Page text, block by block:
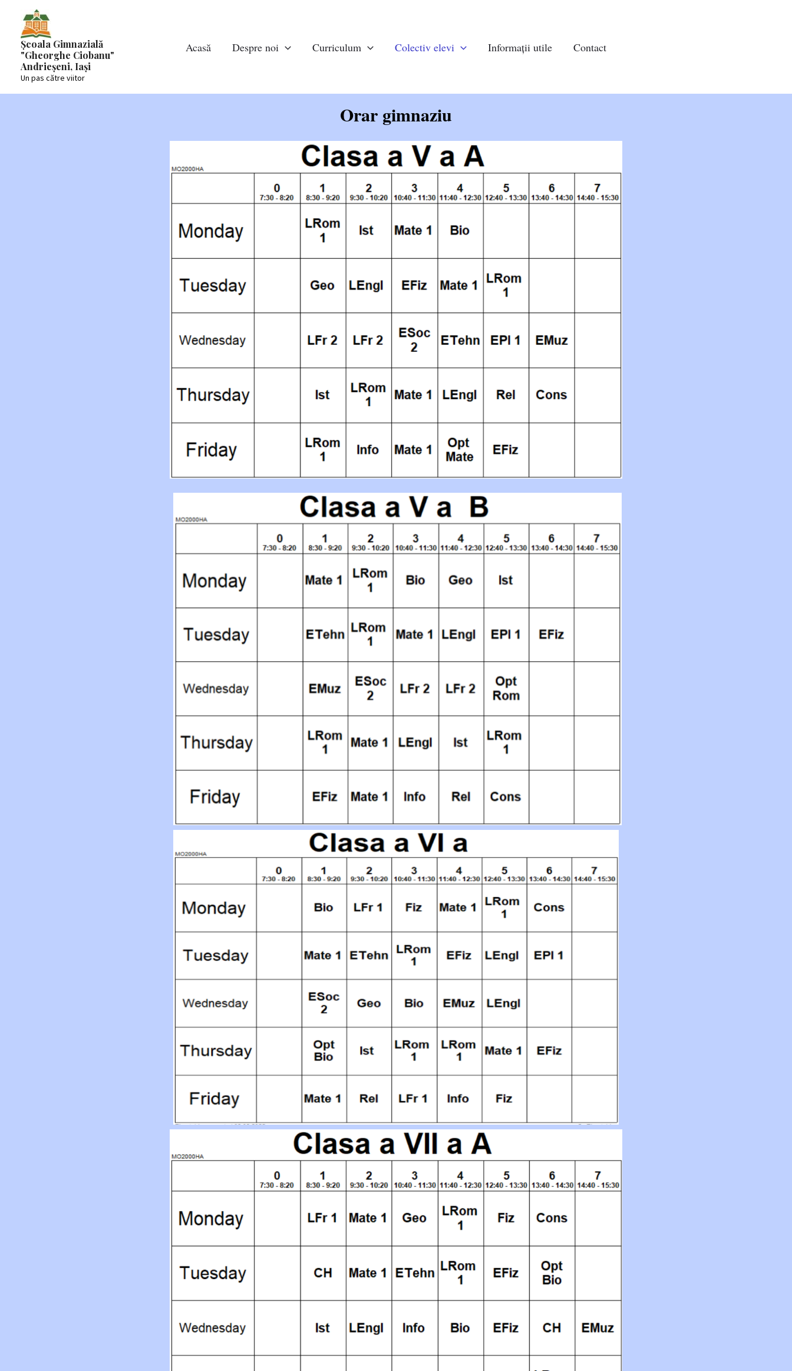
contentȘcoala Gimnazială
"Gheorghe Ciobanu"
Andrieșeni, Iași
Un pas către viitor
Acasă Despre noi Curriculum Colectiv elevi Informații utile Contact
Orar gimnaziu